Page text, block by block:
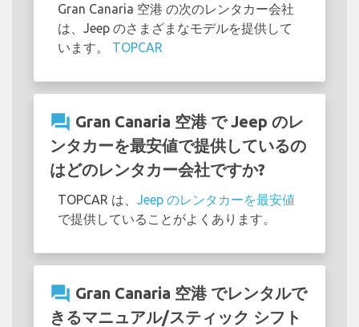
Gran Canaria 空港 の次のレンタカー会社
は、Jeep のさまざまなモデルを提供して
います。 TOPCAR
question_answer Gran Canaria 空港 で Jeep のレ
ンタカーを最安値で提供しているの
はどのレンタカー会社ですか?
TOPCAR は、
Jeep のレンタカーを最安値
で提供していることがよくあります。
question_answer Gran Canaria 空港 でレンタルで
きるマニュアル/スティック シフト